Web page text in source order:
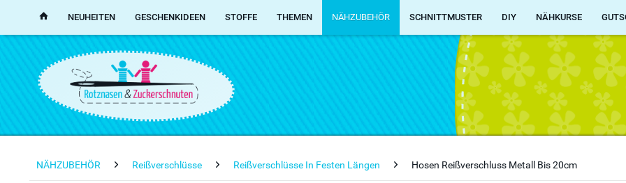
NEUHEITEN GESCHENKIDEEN STOFFE THEMEN NÄHZUBEHÖR SCHNITTMUSTER DIY NÄHKURSE
NÄHZUBEHÖR Reißverschlüsse Reißverschlüsse In Festen Längen Hosen Reißverschluss Metall Bis 20cm